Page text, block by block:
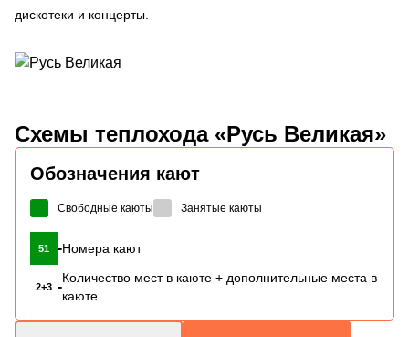
дискотеки и концерты.
Схемы теплохода «Русь Великая»
Обозначения кают
Свободные каюты Занятые каюты
51 -Номера кают
2+3 -
Количество мест в каюте + дополнительные места в
каюте